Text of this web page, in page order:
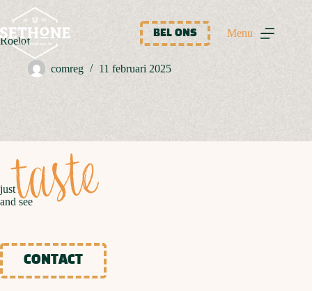
naar
de
inhoud
BEL ONS Menu
Roelof
comreg 11 februari 2025
justtaste
and see
CONTACT